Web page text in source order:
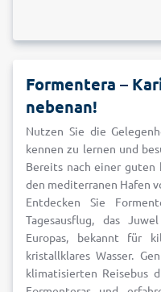
Formentera –
nebenan!
Nutzen Sie die
kennen zu lernen und
Bereits nach einer guten
den mediterranen Hafen
Entdecken Sie
Tagesausflug, das
Europas, bekannt für
kristallklares Wasser.
klimatisierten Reisebus